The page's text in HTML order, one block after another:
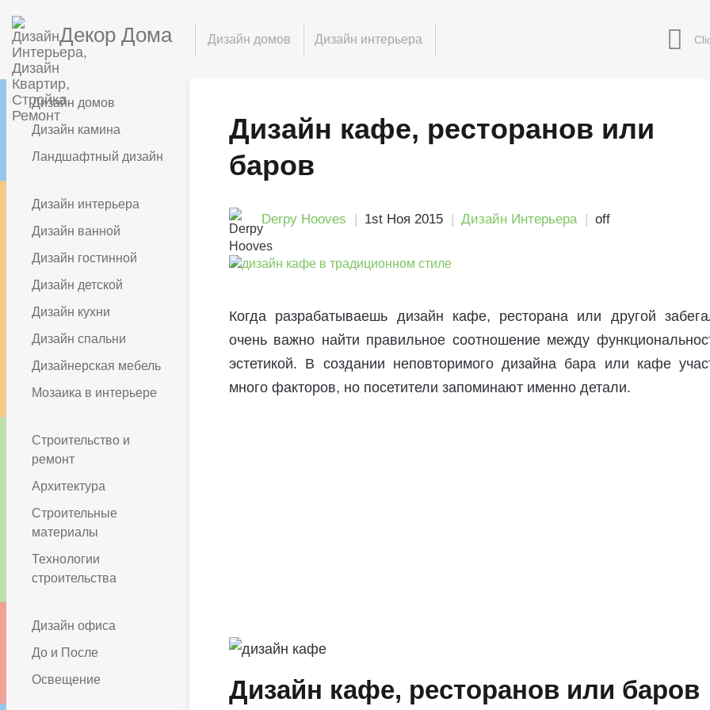
Декор Дома Дизайн домов Дизайн интерьера
Дизайн домов
Дизайн камина
Ландшафтный дизайн
Дизайн интерьера
Дизайн ванной
Дизайн гостинной
Дизайн детской
Дизайн кухни
Дизайн спальни
Дизайнерская мебель
Мозаика в интерьере
Строительство и
ремонт
Архитектура
Строительные
материалы
Технологии
строительства
Дизайн офиса
До и После
Освещение
Дизайн кафе, ресторанов или
баров
Derpy Hooves 1st Ноя 2015 Дизайн Интерьера off
Когда разрабатываешь дизайн кафе, ресторана или другой
очень важно найти правильное соотношение между
эстетикой. В создании неповторимого дизайна бара или кафе
много факторов, но посетители запоминают именно детали.
Дизайн кафе, ресторанов или баров